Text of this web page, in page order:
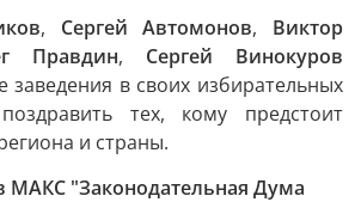
, Сергей Автомонов, Виктор
Правдин, Сергей Винокуров
заведения в своих избирательных
тех, кому предстоит
и страны.
МАКС "Законодательная Дума